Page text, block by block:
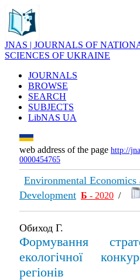
JNAS | JOURNALS OF
SCIENCES OF UKRAINE
JOURNALS
BROWSE
SEARCH
SUBJECTS
LibNAS UA
web address of the page http://
0000454765
Environmental Economics
Development Б - 2020 /
Обиход Г.
Формування
екологічної
регіонів